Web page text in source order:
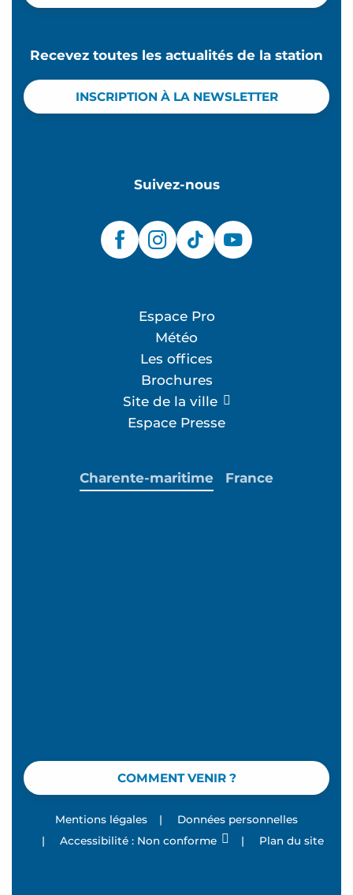
Recevez toutes les actualités de la station
INSCRIPTION À LA NEWSLETTER
Suivez-nous
Espace Pro
Météo
Les offices
Brochures
Site de la ville
Espace Presse
COMMENT VENIR ?
Charente-maritime France
Mentions légales |
Données personnelles
|
Accessibilité : Non conforme | Plan du site